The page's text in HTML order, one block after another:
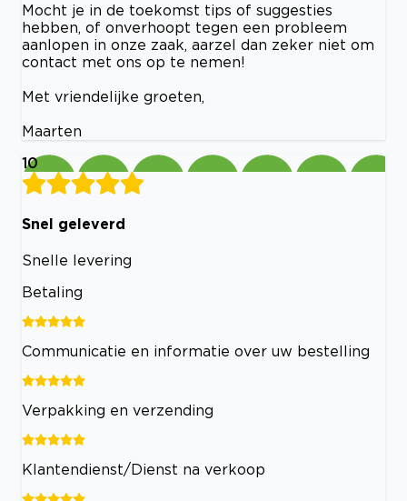
Mocht je in de toekomst tips of suggesties
hebben, of onverhoopt tegen een probleem
aanlopen in onze zaak, aarzel dan zeker niet om
contact met ons op te nemen!
Met vriendelijke groeten,
Maarten
10
Snel geleverd
Snelle levering
Betaling
Communicatie en informatie over uw bestelling
Verpakking en verzending
Klantendienst/Dienst na verkoop